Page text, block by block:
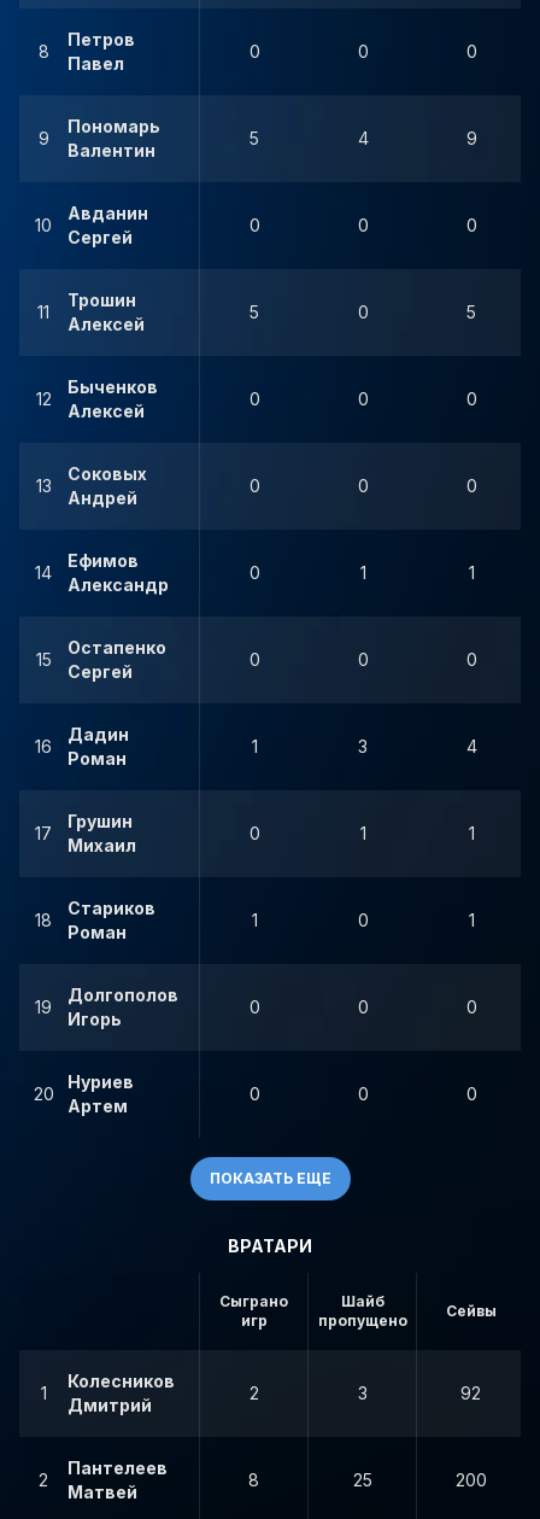
8
Петров
Павел
0 0 0
9
Пономарь
Валентин
5 4 9
10
Авданин
Сергей
0 0 0
11
Трошин
Алексей
5 0 5
12
Быченков
Алексей
0 0 0
13
Соковых
Андрей
0 0 0
14
Ефимов
Александр
0 1 1
15
Остапенко
Сергей
0 0 0
16
Дадин
Роман
1 3 4
17
Грушин
Михаил
0 1 1
18
Стариков
Роман
1 0 1
19
Долгополов
Игорь
0 0 0
20
Нуриев
Артем
0 0 0
ПОКАЗАТЬ ЕЩЕ
ВРАТАРИ
Сыграно
игр
Шайб
пропущено
Сейвы
1
Колесников
Дмитрий
2 3 92
2
Пантелеев
Матвей
8 25 200